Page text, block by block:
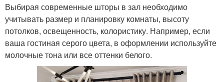
Выбирая современные шторы в зал необходимо
учитывать размер и планировку комнаты, высоту
потолков, освещенность, колористику. Например, если
ваша гостиная серого цвета, в оформлении используйте
молочные тона или все оттенки белого.